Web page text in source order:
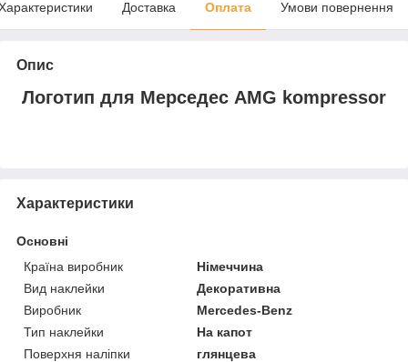
Доставка Оплата Умови повернення
Опис
Логотип для Мерседес AMG kompressor
Характеристики
Основні
Країна виробник
Німеччина
Вид наклейки
Декоративна
Виробник
Mercedes-Benz
Тип наклейки
На капот
Поверхня наліпки
глянцева